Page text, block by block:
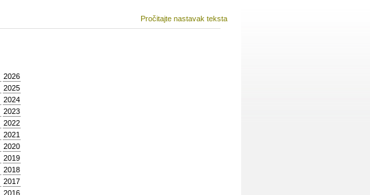
Pročitajte nastavak teksta
2026
2025
2024
2023
2022
2021
2020
2019
2018
2017
2016